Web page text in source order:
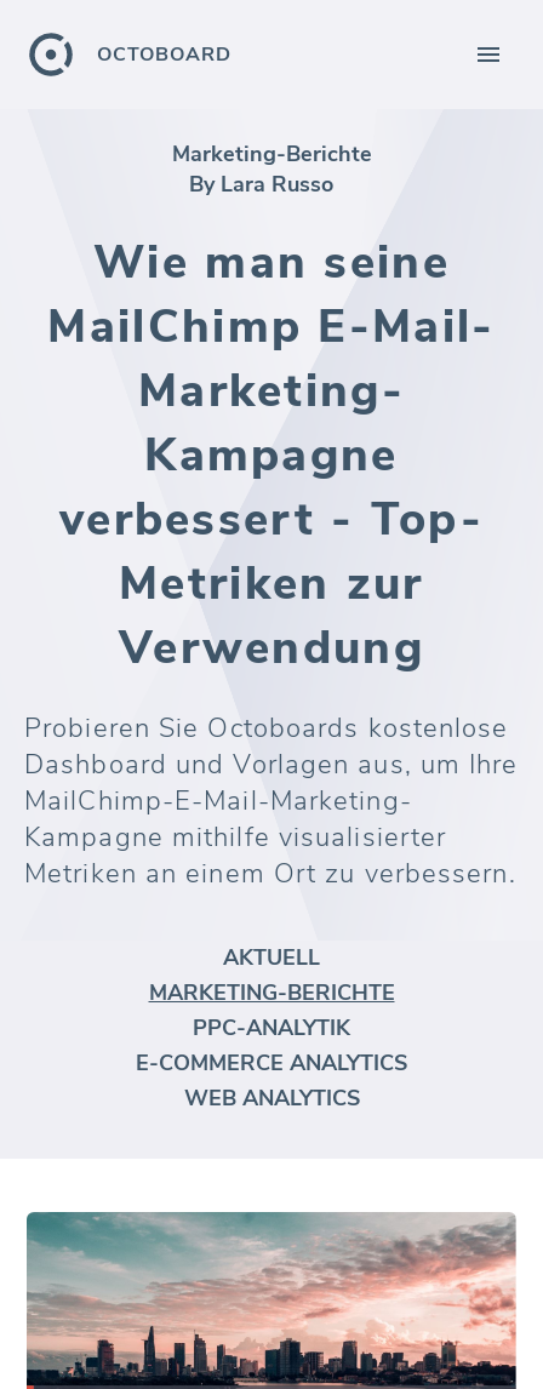
OCTOBOARD
Marketing-Berichte
By Lara Russo
Wie man seine
MailChimp E-Mail-
Marketing-
Kampagne
verbessert - Top-
Metriken zur
Verwendung
Probieren Sie Octoboards kostenlose
Dashboard und Vorlagen aus, um Ihre
MailChimp-E-Mail-Marketing-
Kampagne mithilfe visualisierter
Metriken an einem Ort zu verbessern.
AKTUELL
MARKETING-BERICHTE
PPC-ANALYTIK
E-COMMERCE ANALYTICS
WEB ANALYTICS